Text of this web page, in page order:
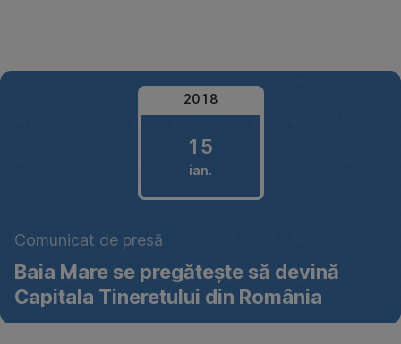
2018
15
ian.
15
2018
Comunicat de presă
Baia Mare se pregătește să devină
Capitala Tineretului din România